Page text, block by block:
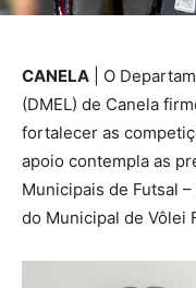
CANELA | O
(DMEL) de Canela
fortalecer as
apoio contempla as
Municipais de Futsal
do Municipal de Vôlei